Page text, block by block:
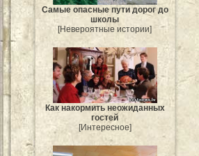
Самые опасные пути дорог до
школы
[Невероятные истории]
Как накормить неожиданных
гостей
[Интересное]